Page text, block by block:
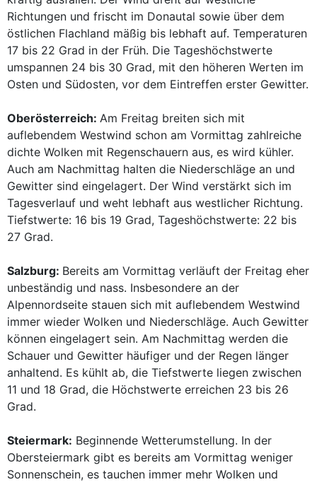
Richtungen und frischt im Donautal sowie über dem
östlichen Flachland mäßig bis lebhaft auf. Temperaturen
17 bis 22 Grad in der Früh. Die Tageshöchstwerte
umspannen 24 bis 30 Grad, mit den höheren Werten im
Osten und Südosten, vor dem Eintreffen erster Gewitter.
Oberösterreich: Am Freitag breiten sich mit
auflebendem Westwind schon am Vormittag zahlreiche
dichte Wolken mit Regenschauern aus, es wird kühler.
Auch am Nachmittag halten die Niederschläge an und
Gewitter sind eingelagert. Der Wind verstärkt sich im
Tagesverlauf und weht lebhaft aus westlicher Richtung.
Tiefstwerte: 16 bis 19 Grad, Tageshöchstwerte: 22 bis
27 Grad.
Salzburg: Bereits am Vormittag verläuft der Freitag eher
unbeständig und nass. Insbesondere an der
Alpennordseite stauen sich mit auflebendem Westwind
immer wieder Wolken und Niederschläge. Auch Gewitter
können eingelagert sein. Am Nachmittag werden die
Schauer und Gewitter häufiger und der Regen länger
anhaltend. Es kühlt ab, die Tiefstwerte liegen zwischen
11 und 18 Grad, die Höchstwerte erreichen 23 bis 26
Grad.
Steiermark: Beginnende Wetterumstellung. In der
Obersteiermark gibt es bereits am Vormittag weniger
Sonnenschein, es tauchen immer mehr Wolken und